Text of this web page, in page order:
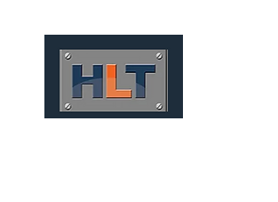
HOME QUEM SOMOS